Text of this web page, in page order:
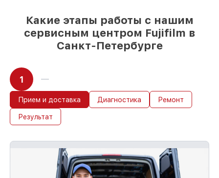
Какие этапы работы с нашим
сервисным центром Fujifilm в
Санкт-Петербурге
1
Прием и доставка Диагностика Ремонт
Результат